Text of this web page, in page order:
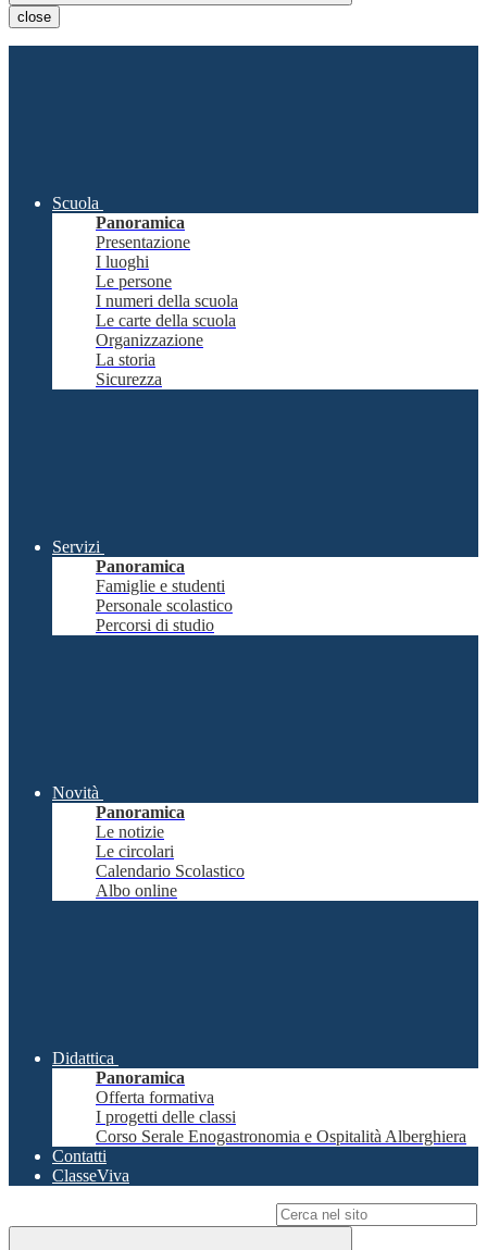
close
Scuola
Panoramica
Presentazione
I luoghi
Le persone
I numeri della scuola
Le carte della scuola
Organizzazione
La storia
Sicurezza
Servizi
Panoramica
Famiglie e studenti
Personale scolastico
Percorsi di studio
Novità
Panoramica
Le notizie
Le circolari
Calendario Scolastico
Albo online
Didattica
Panoramica
Offerta formativa
I progetti delle classi
Corso Serale Enogastronomia e Ospitalità Alberghiera
Contatti
ClasseViva